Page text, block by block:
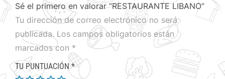
Sé el primero en valorar “RESTAURANTE LIBANO”
Tu dirección de correo electrónico no será
publicada. Los campos obligatorios están
marcados con *
TU PUNTUACIÓN*